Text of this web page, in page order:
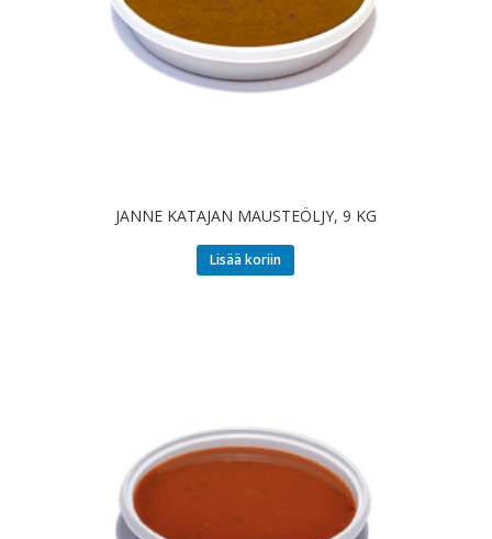
JANNE KATAJAN MAUSTEÖLJY, 9 KG
Lisää koriin